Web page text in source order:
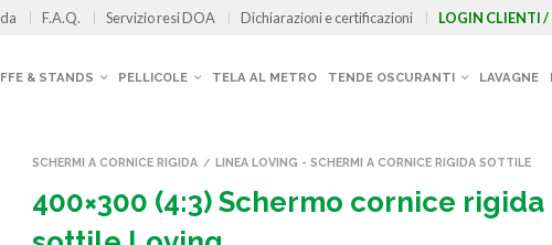
F.A.Q. Servizio resi DOA Dichiarazioni e certificazioni LOGIN CLIENTI /
& STANDS PELLICOLE TELA AL METRO TENDE OSCURANTI LAVAGNE
SCHERMI A CORNICE RIGIDA / LINEA LOVING - SCHERMI A CORNICE RIGIDA SOTTILE
400×300 (4:3) Schermo cornice rigida